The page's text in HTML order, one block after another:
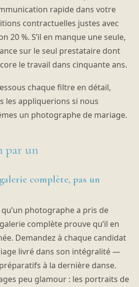
rapide dans votre
contractuelles justes avec
20 %. S’il en manque une seule,
sur le seul prestataire dont
le travail dans cinquante ans.
chaque filtre en détail,
les appliquerions si nous
un photographe de mariage.
par un
complète, pas un
photographe a pris de
complète prouve qu’il en
Demandez à chaque candidat
livré dans son intégralité —
à la dernière danse.
peu glamour : les portraits de